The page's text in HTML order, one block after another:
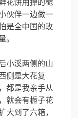
花饼用掉的栀
伙伴一边做一
是全中国的玫
。
小溪两侧的山
侧是大花复
都是我亲手从
就会有栀子花
大到了六箱，